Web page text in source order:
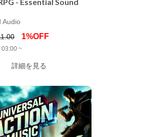
Audio
1%OFF
03:00 ~
詳細を見る
Jump AssetStore